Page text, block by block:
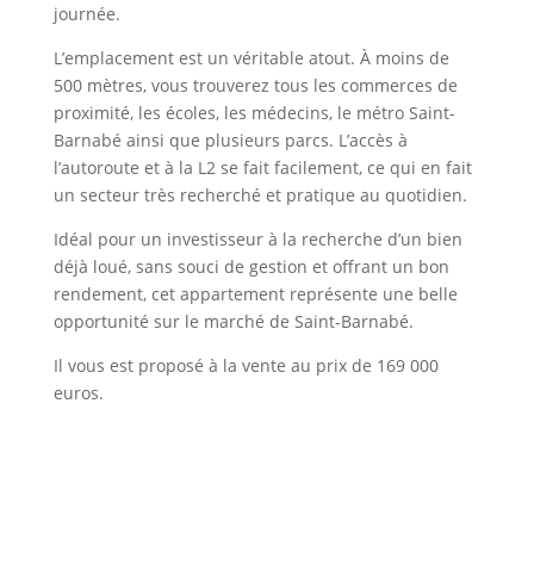
journée.
L’emplacement est un véritable atout. À moins de
500 mètres, vous trouverez tous les commerces de
proximité, les écoles, les médecins, le métro Saint-
Barnabé ainsi que plusieurs parcs. L’accès à
l’autoroute et à la L2 se fait facilement, ce qui en fait
un secteur très recherché et pratique au quotidien.
Idéal pour un investisseur à la recherche d’un bien
déjà loué, sans souci de gestion et offrant un bon
rendement, cet appartement représente une belle
opportunité sur le marché de Saint-Barnabé.
Il vous est proposé à la vente au prix de 169 000
euros.